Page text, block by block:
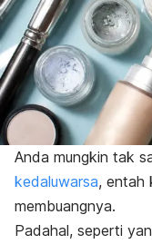
Anda mungkin tak
kedaluwarsa, entah
membuangnya.
Padahal, seperti